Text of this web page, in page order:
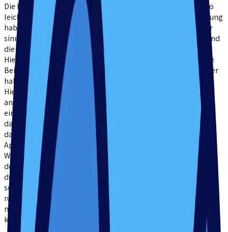
Die Bewegung der Beine ist für viele Kinder zunächst nicht so
leicht, da sie nicht intuitiv ist. Ähnlich wie bei der Armbewegung
habe ich deswegen die Erfahrung gemacht, dass es auch hier
sinnvoll ist, den Kindern ein Bild mit an die Hand zu geben und
die Bewegung erstmal außerhalb des Wassers zu trainieren.
Hierfür verwenden wir z.B. dass Bild der Froschbeine, also die
Beine so zu bewegen wie ein schwimmender Frosch. Ich selber
habe oft das Bild vom Apfel, der geschnitten wird, benutzt.
Hierfür habe ich mich mit den Kindern rausgesetzt, die Knie
angezogen und ihnen dann gesagt, sie sollen die Beine in
einem großen Kreis nach vorne bewegen und sich vorstellen,
dass sei ein Apfel. Vorne angekommen, sollen sie die Beine
dann wieder anziehen und sich vorstellen, sie würden diesen
Apfel damit in der Mitte durchschneiden.
Wenn das an Land gut funktioniert, bin ich mit den Kindern an
den Beckenrand gegangen. Die Kinder haben sich dann mit
dem Bauch auf den Beckenrand gelegt und die Bewegung
schon einmal im Wasser geübt. Ich bin währenddessen
rumgegangen, habe geschaut, dass die Kinder die Bewegung
mit der nötigen Kraft ausführen und die Beine richtig
koordinieren.